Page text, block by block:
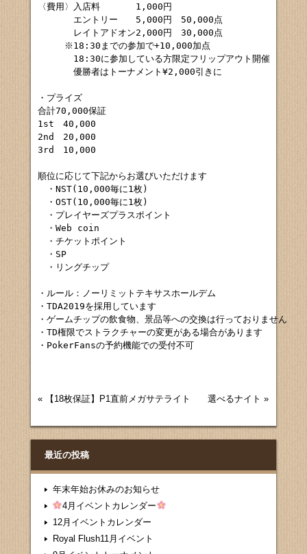
〈費用〉入店料　　　　1,000円
エントリー　　5,000円　50,000点
レイトアドオン2,000円　30,000点
※18:30までの参加で+10,000加点
18:30に参加している方限定フリップアウト開催
優勝者はトーナメント¥2,000引きに
・プライズ
合計70,000保証
1st　40,000
2nd　20,000
3rd　10,000
順位に応じて下記からお選びいただけます
・NST(10,000毎に1枚)
・OST(10,000毎に1枚)
・プレイヤーズプラスポイント
・Web coin
・チケットポイント
・SP
・リングチップ
・ルール：ノーリミットテキサスホールデム
・TDA2019を採用しています
・ゲームチップの飲食物、景品等への交換は行っておりません
・TD権限でストラクチャーの変更がある場合があります
・PokerFansの予約機能での受付不可
« 【18枚保証】P1直前メガサテライト 選べるナイト »
最近の投稿
年末年始お休みのお知らせ
4月イベントカレンダー
12月イベントカレンダー
Royal Flush11月イベント